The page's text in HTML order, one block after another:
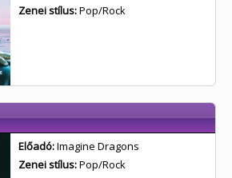
Zenei stílus:Pop/Rock
Előadó:Imagine Dragons
Zenei stílus:Pop/Rock